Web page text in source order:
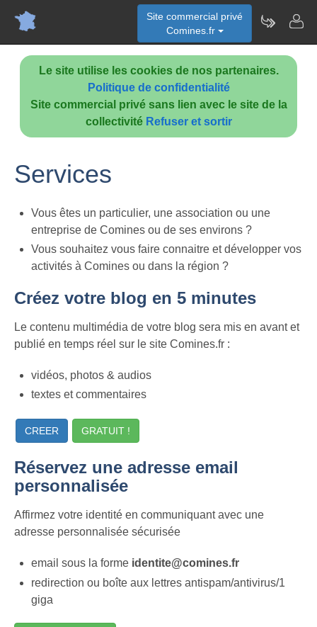
Le site utilise les cookies de nos partenaires.
Politique de confidentialité
Site commercial privé sans lien avec le site de la
collectivité Refuser et sortir
Site commercial privé
Comines.fr
Services
Vous êtes un particulier, une association ou une
entreprise de Comines ou de ses environs ?
Vous souhaitez vous faire connaitre et développer vos
activités à Comines ou dans la région ?
Créez votre blog en 5 minutes
Le contenu multimédia de votre blog sera mis en avant et
publié en temps réel sur le site Comines.fr :
vidéos, photos & audios
textes et commentaires
CREER GRATUIT !
Réservez une adresse email
personnalisée
Affirmez votre identité en communiquant avec une
adresse personnalisée sécurisée
email sous la forme identite@comines.fr
redirection ou boîte aux lettres antispam/antivirus/1
giga